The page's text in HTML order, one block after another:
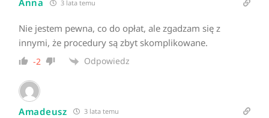
Anna 3 lata temu
Nie jestem pewna, co do opłat, ale zgadzam się z
innymi, że procedury są zbyt skomplikowane.
-2 Odpowiedz
Amadeusz 3 lata temu